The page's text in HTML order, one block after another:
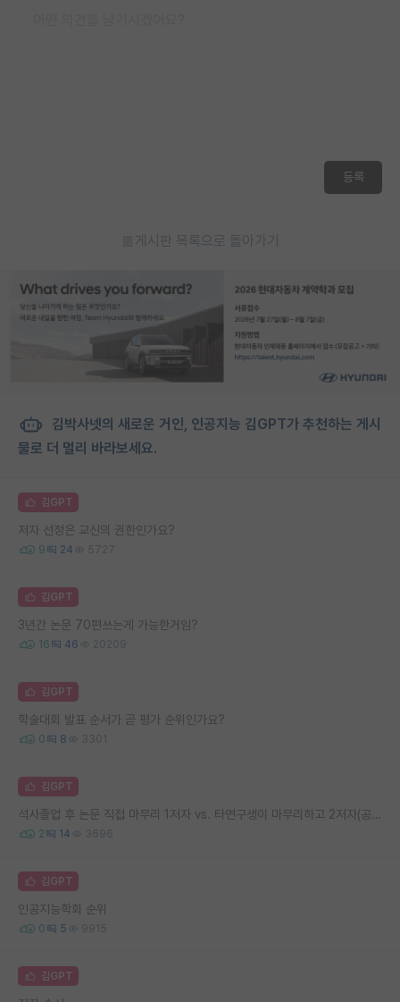
등록
게시판 목록으로 돌아가기
김박사넷의 새로운 거인, 인공지능 김GPT가 추천하는 게시
물로 더 멀리 바라보세요.
김GPT
저자 선정은 교신의 권한인가요?
9 24 5727
김GPT
3년간 논문 70편쓰는게 가능한거임?
16 46 20209
김GPT
학술대회 발표 순서가 곧 평가 순위인가요?
0 8 3301
김GPT
석사졸업 후 논문 직접 마무리 1저자 vs. 타연구생이 마무리하고 2저자(공동저자)
2 14 3696
김GPT
인공지능학회 순위
0 5 9915
김GPT